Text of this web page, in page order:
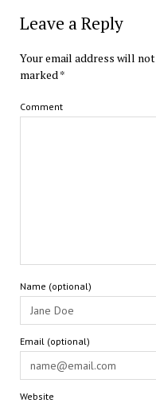
Leave a Reply
Your email address will
marked*
Comment
Name (optional)
Email (optional)
Website